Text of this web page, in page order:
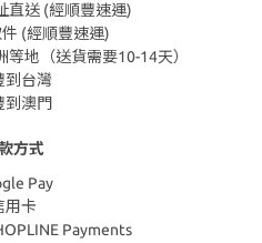
直送 (經順豐速運)
(經順豐速運)
地（送貨需要10-14天）
到台灣
到澳門
方式
Pay
用卡
Payments